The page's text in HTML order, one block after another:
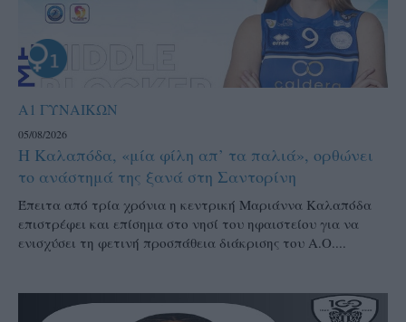
Α1 ΓΥΝΑΙΚΩΝ
05/08/2026
Η Καλαπόδα, «μία φίλη απ’ τα παλιά», ορθώνει
το ανάστημά της ξανά στη Σαντορίνη
Έπειτα από τρία χρόνια η κεντρική Μαριάννα Καλαπόδα
επιστρέφει και επίσημα στο νησί του ηφαιστείου για να
ενισχύσει τη φετινή προσπάθεια διάκρισης του Α.Ο....